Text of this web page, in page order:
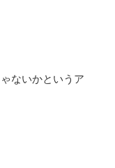
ないかというア